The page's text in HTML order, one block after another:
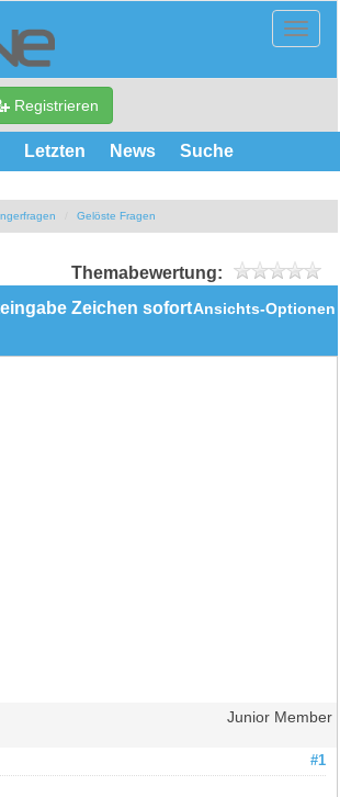
Registrieren
Letzten News Suche
Gelöste Fragen
Themabewertung:
Ansichts-Optionen
Zeichen sofort
Junior Member
#1